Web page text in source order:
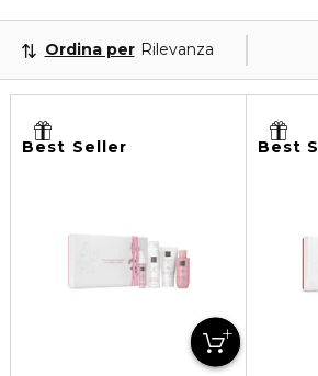
Ordina per Rilevanza
Best Seller Best